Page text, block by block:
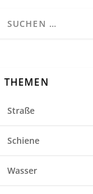
THEMEN
Straße
Schiene
Wasser